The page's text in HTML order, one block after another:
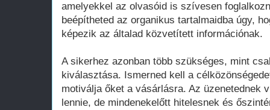
amelyekkel az olvasóid is szívesen
beépítheted az organikus tartalmaidba úgy,
képezik az általad közvetített információnak.
A sikerhez azonban több szükséges, mint
kiválasztása. Ismerned kell a
motiválja őket a vásárlásra. Az üzenetednek
lennie, de mindenekelőtt hitelesnek és